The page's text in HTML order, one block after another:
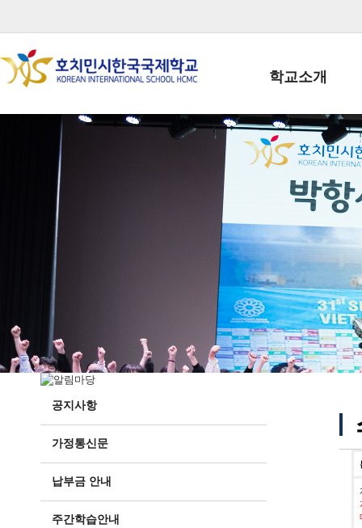
학교소개
학교장인사말
학생회장인사말
학교상징
학교 CI
교직원현황
학생현황
위치/전화
전경사진
공지사항
가정통신문
납부금 안내
주간학습안내